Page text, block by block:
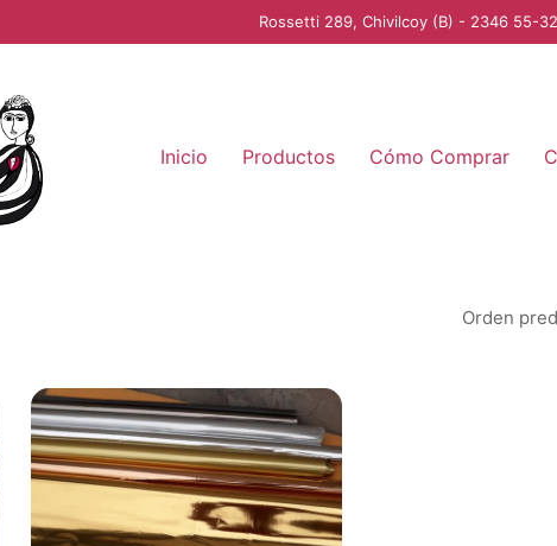
Rossetti 289, Chivilcoy (B) - 2346 55-
Inicio Productos Cómo Comprar
Orden